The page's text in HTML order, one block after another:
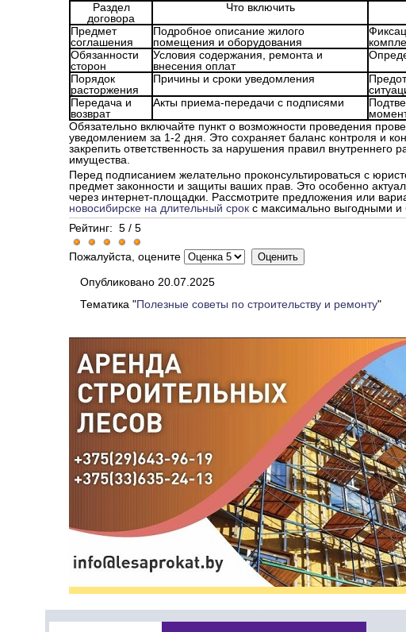
Раздел
договора
Что включить
Предмет
соглашения
Подробное описание жилого
помещения и оборудования
Обязанности
сторон
Условия содержания, ремонта и
внесения оплат
Порядок
расторжения
Причины и сроки уведомления
Передача и
возврат
Акты приема-передачи с подписями
Обязательно включайте пункт о возможности проведения
уведомлением за 1-2 дня. Это сохраняет баланс контроля и
закрепить ответственность за нарушения правил внутреннего
имущества.
Перед подписанием желательно проконсультироваться с
предмет законности и защиты ваших прав. Это особенно
через интернет-площадки. Рассмотрите предложения или
новосибирске на длительный срок с максимально выгодными и
Рейтинг: 5 / 5
Пожалуйста, оцените
Опубликовано 20.07.2025
Тематика "Полезные советы по строительству и ремонту"